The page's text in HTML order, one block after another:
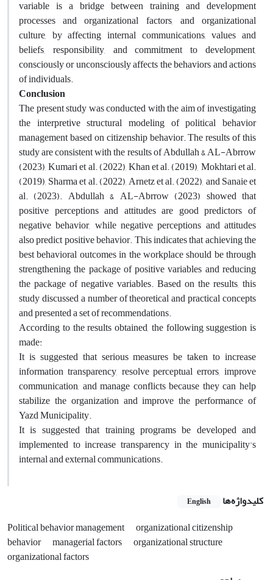
variable is a bridge between training and development
processes and organizational factors, and organizational
culture, by affecting internal communications, values ​​and
beliefs, responsibility, and commitment to development,
consciously or unconsciously affects the behaviors and actions
of individuals.
Conclusion
The present study was conducted with the aim of investigating
the interpretive structural modeling of political behavior
management based on citizenship behavior. The results of this
study are consistent with the results of Abdullah & AL-Abrrow
(2023), Kumari et al. (2022), Khan et al. (2019), Mokhtari et al.
(2019), Sharma et al. (2022), Arnetz et al. (2022), and Sanaie et
al. (2023). Abdullah & AL-Abrrow (2023) showed that
positive perceptions and attitudes are good predictors of
negative behavior, while negative perceptions and attitudes
also predict positive behavior. This indicates that achieving the
best behavioral outcomes in the workplace should be through
strengthening the package of positive variables and reducing
the package of negative variables. Based on the results, this
study discussed a number of theoretical and practical concepts
and presented a set of recommendations.
According to the results obtained, the following suggestion is
made:
It is suggested that serious measures be taken to increase
information transparency, resolve perceptual errors, improve
communication, and manage conflicts because they can help
stabilize the organization and improve the performance of
Yazd Municipality.
It is suggested that training programs be developed and
implemented to increase transparency in the municipality's
internal and external communications.
کلیدواژه‌ها English
Political behavior management organizational citizenship
behavior managerial factors
organizational structure
organizational factors